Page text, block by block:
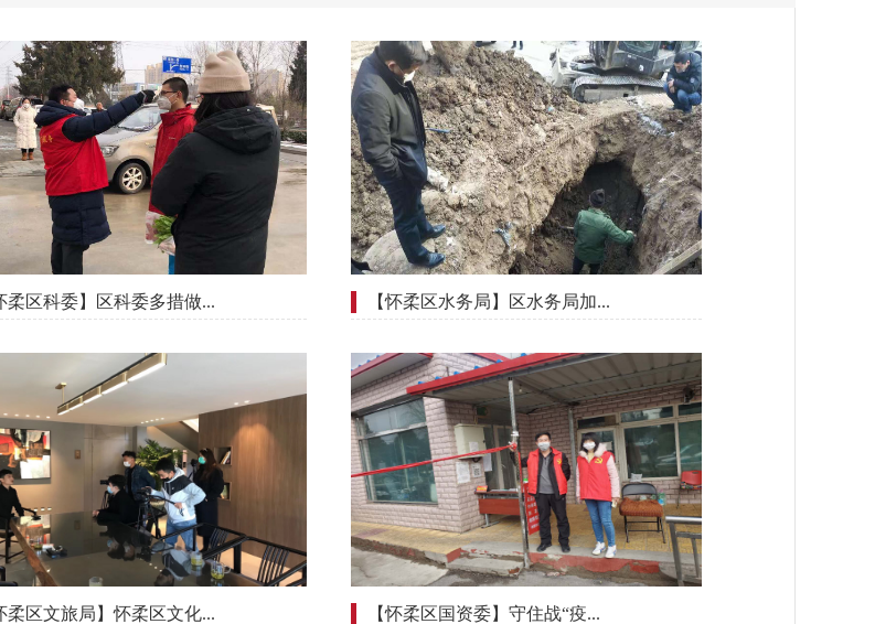
柔区科委】区科委多措做... 【怀柔区水务局】区水务局加...
柔区文旅局】怀柔区文化... 【怀柔区国资委】守住战“疫...